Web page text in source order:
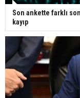
Son ankette farklı
kayıp